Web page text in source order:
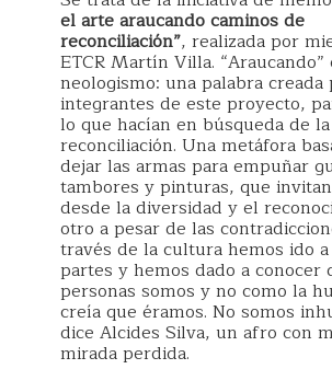
el arte araucando caminos de
reconciliación”, realizada por
ETCR Martín Villa. “Araucando”
neologismo: una palabra creada
integrantes de este proyecto,
lo que hacían en búsqueda de la
reconciliación. Una metáfora
dejar las armas para empuñar
tambores y pinturas, que
desde la diversidad y el
otro a pesar de las
través de la cultura hemos ido
partes y hemos dado a conocer
personas somos y no como la
creía que éramos. No somos
dice Alcides Silva, un afro con
mirada perdida.